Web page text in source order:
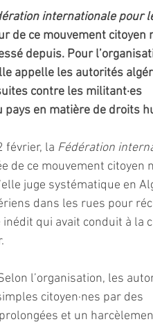
internationale pour
de ce mouvement citoyen
depuis. Pour
appelle les autorités
contre les militant·es
en matière de droits
février, la Fédération
de ce mouvement citoyen
juge systématique en
dans les rues pour
qui avait conduit à la
l’organisation, les
citoyen·nes par des
et un